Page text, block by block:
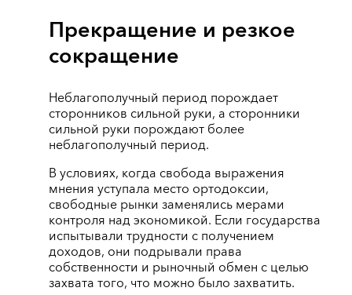
Прекращение и резкое
сокращение
Неблагополучный период порождает
сторонников сильной руки, а сторонники
сильной руки порождают более
неблагополучный период.
В условиях, когда свобода выражения
мнения уступала место ортодоксии,
свободные рынки заменялись мерами
контроля над экономикой. Если государства
испытывали трудности с получением
доходов, они подрывали права
собственности и рыночный обмен с целью
захвата того, что можно было захватить.